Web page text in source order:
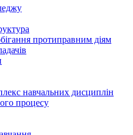
протиправним діям
навчальних дисциплін
процесу